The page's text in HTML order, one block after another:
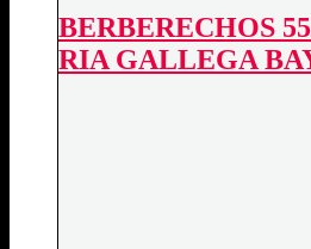
BERBERECHOS
RIA GALLEGA